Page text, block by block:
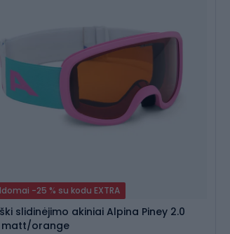
-25 % su kodu EXTRA
slidinėjimo akiniai Alpina Piney 2.0
matt/orange